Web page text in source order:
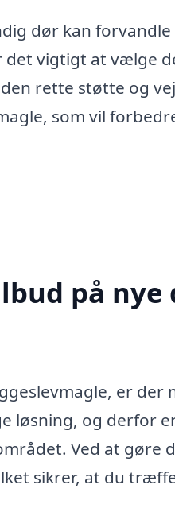
dør kan
det vigtigt at vælge
rette støtte og
som vil
på nye
er der
løsning, og derfor
Ved at gøre
sikrer, at du